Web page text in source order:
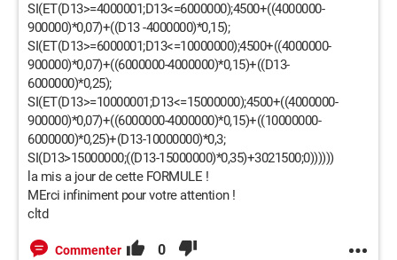
SI(ET(D13>=4000001;D13<=6000000);4500+((4000000-
900000)*0,07)+((D13 -4000000)*0,15);
SI(ET(D13>=6000001;D13<=10000000);4500+((4000000-
900000)*0,07)+((6000000-4000000)*0,15)+((D13-
6000000)*0,25);
SI(ET(D13>=10000001;D13<=15000000);4500+((4000000-
900000)*0,07)+((6000000-4000000)*0,15)+((10000000-
6000000)*0,25)+(D13-10000000)*0,3;
SI(D13>15000000;((D13-15000000)*0,35)+3021500;0))))))
la mis a jour de cette FORMULE !
MErci infiniment pour votre attention !
cltd
Commenter 0